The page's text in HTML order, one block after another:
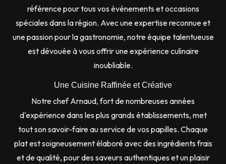
référence pour tous vos événements et occasions
spéciales dans la région. Avec une expertise reconnue et
une passion pour la gastronomie, notre équipe talentueuse
est dévouée à vous offrir une expérience culinaire
inoubliable.
Une Cuisine Raffinée et Créative
Notre chef Arnaud, fort de nombreuses années
d'expérience dans les plus grands établissements, met
tout son savoir-faire au service de vos papilles. Chaque
plat est soigneusement élaboré avec des ingrédients frais
et de qualité, pour des saveurs authentiques et un plaisir